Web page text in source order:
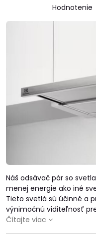
Hodnotenie
Náš odsávač pár so
menej energie ako iné
Tieto svetlá sú účinné a
výnimočnú viditeľnosť
Čítajte viac